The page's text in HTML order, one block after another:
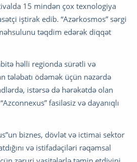
15 mindən çox texnologiya
iştirak edib. “Azərkosmos” sərgi
təqdim edərək diqqət
həlli regionda sürətli və
tələbatı ödəmək üçün nəzərdə
istərsə də hərəkətdə olan
fasiləsiz və dayanıqlı
biznes, dövlət və ictimai sektor
və istifadəçiləri rəqəmsal